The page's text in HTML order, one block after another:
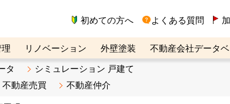
初めての方へ よくある質問
リノベーション 外壁塗装
不動産会社データ
Biz 不動産売却ご相談デスク
タ
シミュレーション 戸建て
不動産売買 不動産仲介